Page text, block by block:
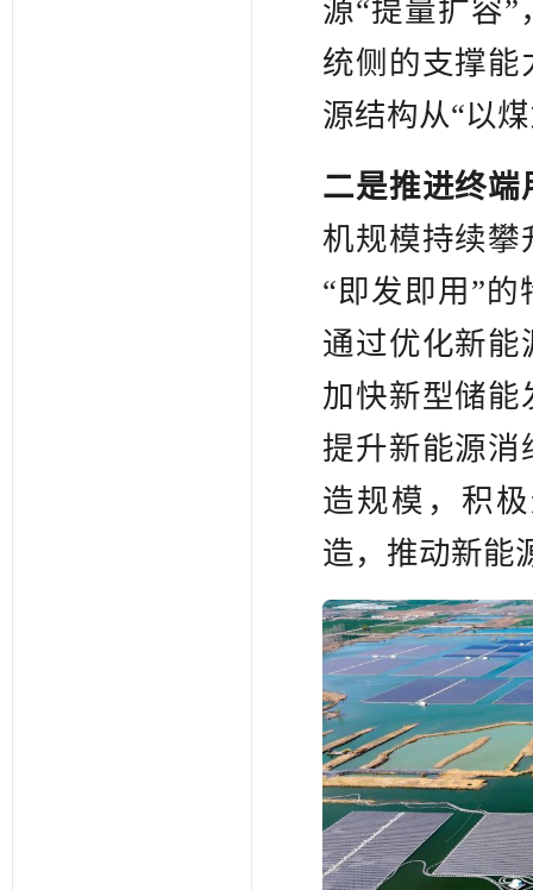
源“提量扩容
统侧的支撑能
源结构从“以
二是推进终
机规模持续攀
“即发即用”
通过优化新能
加快新型储能
提升新能源消
造规模，积
造，推动新能